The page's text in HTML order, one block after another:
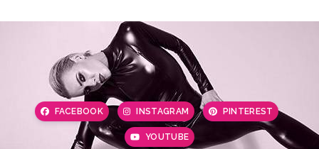
FACEBOOK INSTAGRAM PINTEREST
YOUTUBE